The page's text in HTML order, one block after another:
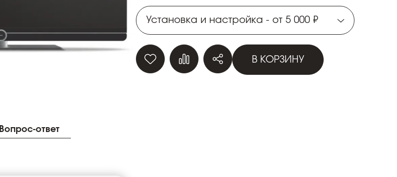
Вопрос-ответ
Установка и настройка - от 5 000 ₽
Установка и настройка - от 5 000 ₽
Установка и настройка - от 5 000 ₽
В КОРЗИНУ